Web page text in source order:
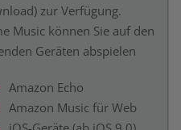
zur Verfügung.
Music können Sie auf den
Geräten abspielen
Amazon Echo
Amazon Music für Web